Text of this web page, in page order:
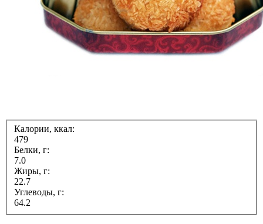
Калории, ккал:
479
Белки, г:
7.0
Жиры, г:
22.7
Углеводы, г:
64.2